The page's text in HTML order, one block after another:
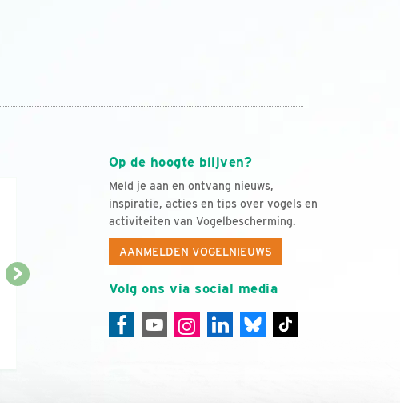
Op de hoogte blijven?
Meld je aan en ontvang nieuws,
inspiratie, acties en tips over vogels en
activiteiten van Vogelbescherming.
AANMELDEN VOGELNIEUWS
Volg ons via social media